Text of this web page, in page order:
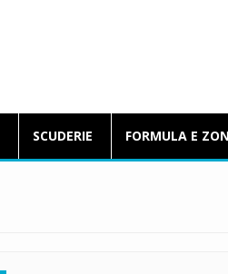
SCUDERIE FORMULA E